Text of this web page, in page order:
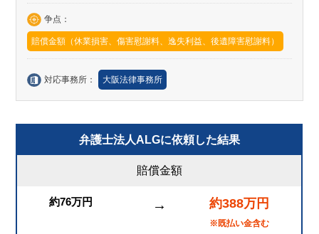
争点：
賠償金額（休業損害、傷害慰謝料、逸失利益、後遺障害慰謝料）
対応事務所： 大阪法律事務所
弁護士法人ALGに依頼した結果
賠償金額
約76万円 → 約388万円
※既払い金含む